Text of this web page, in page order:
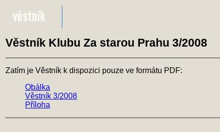
Věstník Klubu Za starou Prahu 3/2008
Zatím je Věstník k dispozici pouze ve formátu PDF:
Obálka
Věstník 3/2008
Příloha